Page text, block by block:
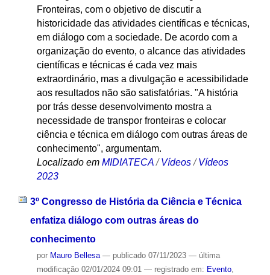
Fronteiras, com o objetivo de discutir a
historicidade das atividades científicas e técnicas,
em diálogo com a sociedade. De acordo com a
organização do evento, o alcance das atividades
científicas e técnicas é cada vez mais
extraordinário, mas a divulgação e acessibilidade
aos resultados não são satisfatórias. "A história
por trás desse desenvolvimento mostra a
necessidade de transpor fronteiras e colocar
ciência e técnica em diálogo com outras áreas de
conhecimento", argumentam.
Localizado em MIDIATECA /Vídeos /Vídeos
2023
3º Congresso de História da Ciência e Técnica
enfatiza diálogo com outras áreas do
conhecimento
por Mauro Bellesa — publicado07/11/2023 — última
modificação02/01/2024 09:01 — registrado em: Evento,